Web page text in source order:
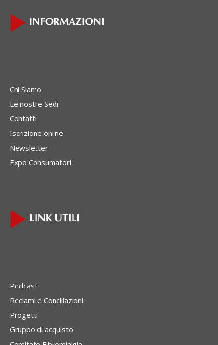
Chi Siamo
Le nostre Sedi
Contatti
Iscrizione online
Newsletter
Expo Consumatori
Podcast
Reclami e Conciliazioni
Progetti
Gruppo di acquisto